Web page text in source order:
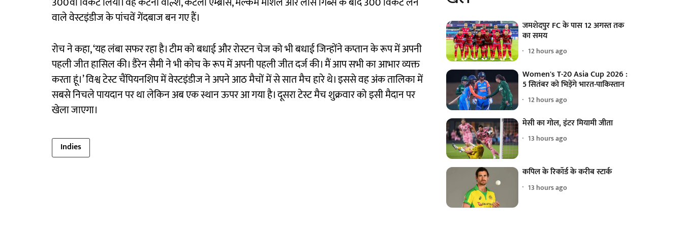
वाले वेस्टइंडीज के पांचवें गेंदबाज बन गए हैं।
रोच ने कहा, ‘यह लंबा सफर रहा है। टीम को बधाई और रोस्टन चेज को भी बधाई जिन्होंने कप्तान के रूप में अपनी
पहली जीत हासिल की। डैरेन सैमी ने भी कोच के रूप में अपनी पहली जीत दर्ज की। मैं आप सभी का आभार व्यक्त
करता हूं।’ विश्व टेस्ट चैंपियनशिप में वेस्टइंडीज ने अपने आठ मैचों में से सात मैच हारे थे। इससे वह अंक तालिका में
सबसे निचले पायदान पर था लेकिन अब एक स्थान ऊपर आ गया है। दूसरा टेस्ट मैच शुक्रवार को इसी मैदान पर
खेला जाएगा।
Indies
जमशेदपुर FC के पास 12 अगस्त तक
का समय
12 hours ago
Women's T-20 Asia Cup 2026 :
5 सितंबर को भिड़ेंगे भारत-पाकिस्तान
12 hours ago
मेसी का गोल, इंटर मियामी जीता
13 hours ago
कपिल के रिकॉर्ड के करीब स्टार्क
13 hours ago